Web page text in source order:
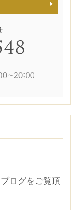
ログをご覧頂